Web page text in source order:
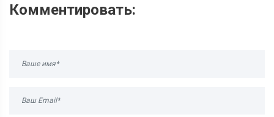
Комментировать: